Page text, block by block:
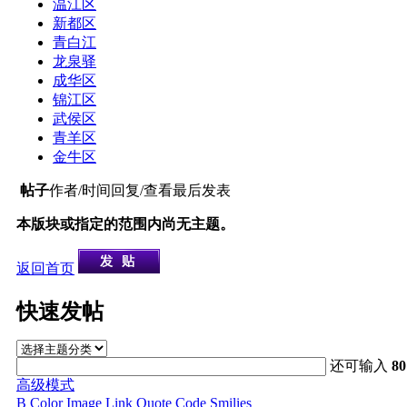
温江区
新都区
青白江
龙泉驿
成华区
锦江区
武侯区
青羊区
金牛区
帖子作者/时间 回复/查看最后发表
本版块或指定的范围内尚无主题。
返回首页
快速发帖
还可输入80
高级模式
B Color Image Link Quote Code Smilies